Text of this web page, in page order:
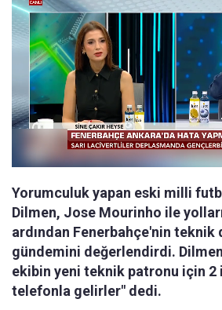
Yorumculuk yapan eski milli
Dilmen, Jose Mourinho ile
ardından Fenerbahçe'nin
gündemini değerlendirdi.
ekibin yeni teknik patronu için 2
telefonla gelirler" dedi.